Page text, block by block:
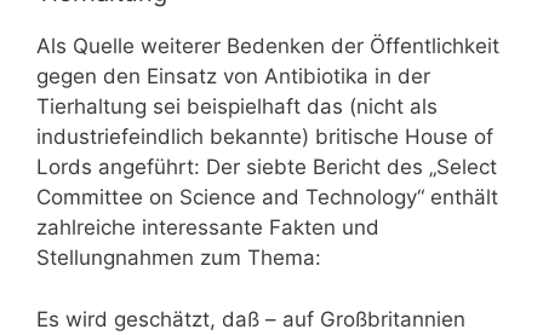
Als Quelle weiterer Bedenken der Öffentlichkeit
gegen den Einsatz von Antibiotika in der
Tierhaltung sei beispielhaft das (nicht als
industriefeindlich bekannte) britische House of
Lords angeführt: Der siebte Bericht des „Select
Committee on Science and Technology“ enthält
zahlreiche interessante Fakten und
Stellungnahmen zum Thema:
Es wird geschätzt, daß – auf Großbritannien